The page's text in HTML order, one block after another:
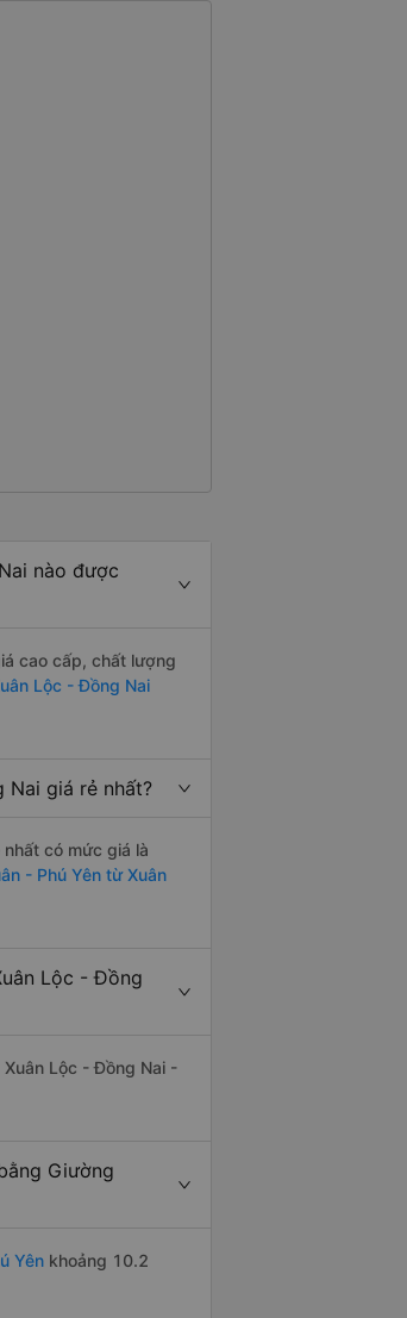
nào được
cao cấp, chất lượng
Lộc - Đồng Nai
Nai giá rẻ nhất?
có mức giá là
- Phú Yên từ Xuân
Lộc - Đồng
Lộc - Đồng Nai -
Giường
Yên khoảng 10.2